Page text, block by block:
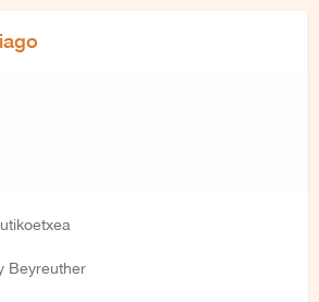
Beyreuther